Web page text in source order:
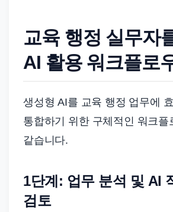
교육 행정 실무자
AI 활용 워크플로
생성형 AI를 교육 행정 업무에
통합하기 위한 구체적인 워크플
같습니다.
1단계: 업무 분석 및 AI
검토